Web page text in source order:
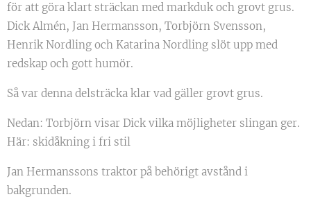
för att göra klart sträckan med markduk och grovt grus.
Dick Almén, Jan Hermansson, Torbjörn Svensson,
Henrik Nordling och Katarina Nordling slöt upp med
redskap och gott humör.
Så var denna delsträcka klar vad gäller grovt grus.
Nedan: Torbjörn visar Dick vilka möjligheter slingan ger.
Här: skidåkning i fri stil
Jan Hermanssons traktor på behörigt avstånd i
bakgrunden.